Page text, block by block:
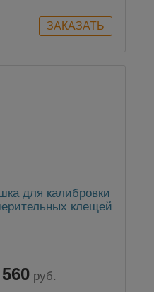
для калибровки
клещей
руб.